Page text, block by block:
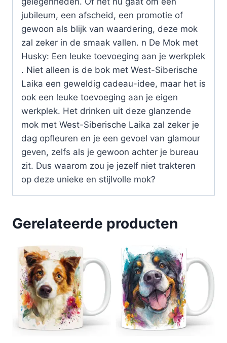
jubileum, een afscheid, een promotie of
gewoon als blijk van waardering, deze mok
zal zeker in de smaak vallen. n De Mok met
Husky: Een leuke toevoeging aan je werkplek
. Niet alleen is de bok met West-Siberische
Laika een geweldig cadeau-idee, maar het is
ook een leuke toevoeging aan je eigen
werkplek. Het drinken uit deze glanzende
mok met West-Siberische Laika zal zeker je
dag opfleuren en je een gevoel van glamour
geven, zelfs als je gewoon achter je bureau
zit. Dus waarom zou je jezelf niet trakteren
op deze unieke en stijlvolle mok?
Gerelateerde producten